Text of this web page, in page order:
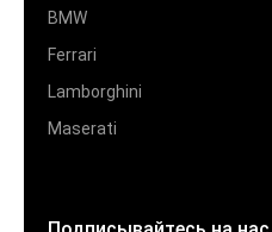
BMW
Ferrari
Lamborghini
Maserati